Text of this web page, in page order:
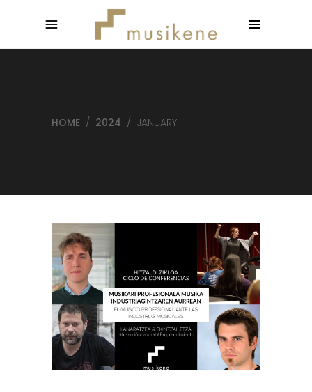
HOME / 2024 / JANUARY